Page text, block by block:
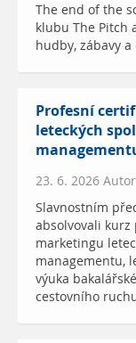
The end of the
klubu The Pitch
hudby, zábavy
Profesní
leteckých
23. 6. 2026
Slavnostním
absolvovali kurz
marketingu
managementu,
výuka
cestovního